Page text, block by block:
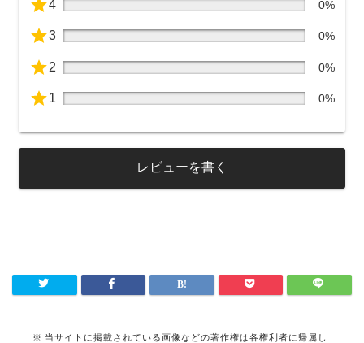
4 0%
3 0%
2 0%
1 0%
レビューを書く
当サイトに掲載されている画像などの著作権は各権利者に帰属し